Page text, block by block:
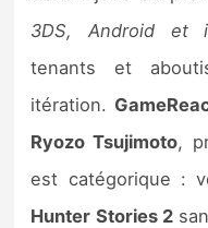
Sorties de jeux
Bons plans
Guides
3DS, Android et
tenants et
itération.
Ryozo Tsujimoto,
est catégorique :
Hunter Stories 2